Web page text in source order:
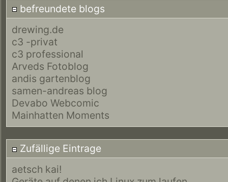
befreundete blogs
drewing.de
c3 -privat
c3 professional
Arveds Fotoblog
andis gartenblog
samen-andreas blog
Devabo Webcomic
Mainhatten Moments
Zufällige Eintrage
aetsch kai!